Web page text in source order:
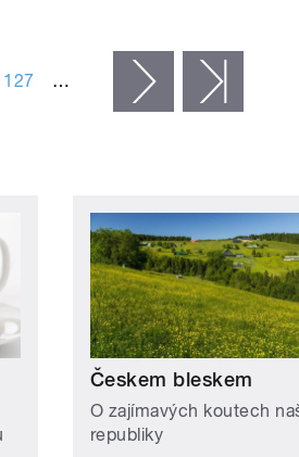
127 … následující ›
Českem bleskem
O zajímavých koutech
republiky